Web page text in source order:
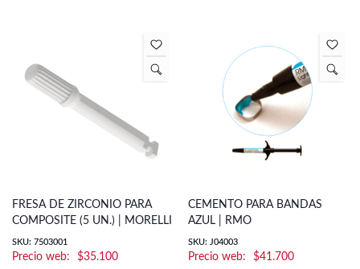
FRESA DE ZIRCONIO PARA
COMPOSITE (5 UN.) | MORELLI
SKU: 7503001
$35.100
CEMENTO PARA BANDAS
AZUL | RMO
SKU: J04003
$41.700